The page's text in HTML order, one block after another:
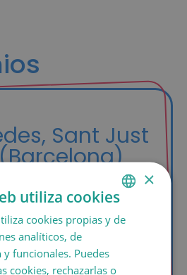
Sant Just
años mayor que yo y
dos años. Los dos
porque yo tenía 43
me lo aconsejó.
suerte, ya que él también
SPANISH
×
utiliza cookies
cookies propias y de
analíticos, de
funcionales. Puedes
cookies, rechazarlas o